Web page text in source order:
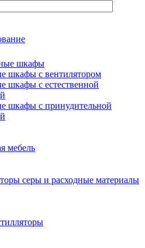
шкафы
шкафы с вентилятором
шкафы с естественной
шкафы с принудительной
мебель
серы и расходные материалы